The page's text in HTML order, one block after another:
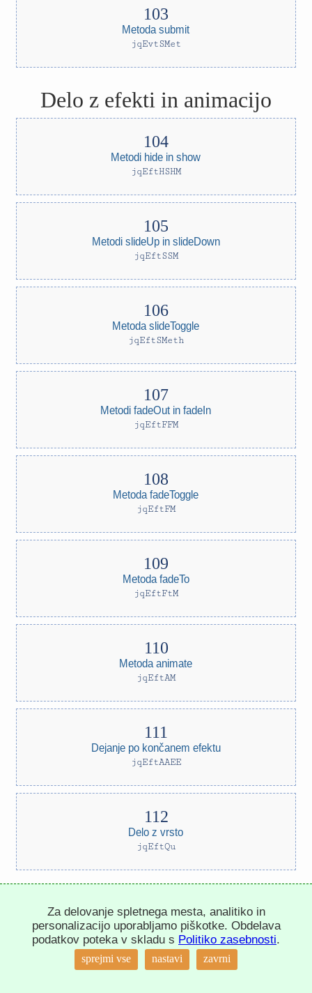
Metoda submit
jqEvtSMet
Delo z efekti in animacijo
Metodi hide in show
jqEftHSHM
Metodi slideUp in slideDown
jqEftSSM
Metoda slideToggle
jqEftSMeth
Metodi fadeOut in fadeIn
jqEftFFM
Metoda fadeToggle
jqEftFM
Metoda fadeTo
jqEftFtM
Metoda animate
jqEftAM
Dejanje po končanem efektu
jqEftAAEE
Delo z vrsto
jqEftQu
Praksa za utrjevanje knjižnice
jQuery
Za delovanje spletnega mesta, analitiko in
personalizacijo uporabljamo piškotke. Obdelava
podatkov poteka v skladu s Politiko zasebnosti.
sprejmi vse nastavi zavrni